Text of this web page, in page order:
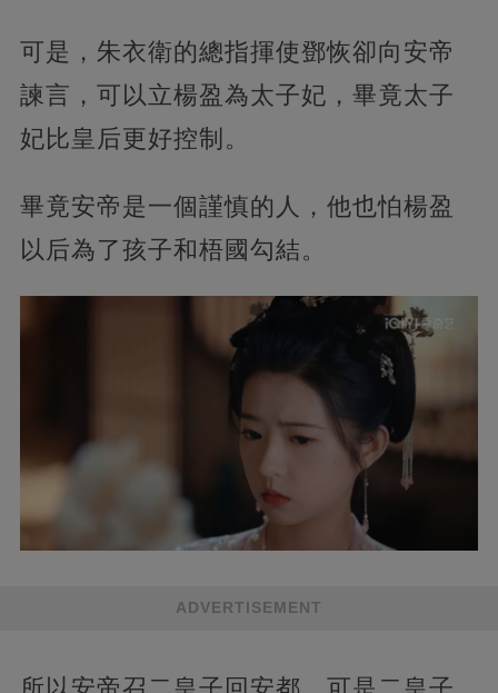
可是，朱衣衛的總指揮使鄧恢卻向安帝
諫言，可以立楊盈為太子妃，畢竟太子
妃比皇后更好控制。
畢竟安帝是一個謹慎的人，他也怕楊盈
以后為了孩子和梧國勾結。
ADVERTISEMENT